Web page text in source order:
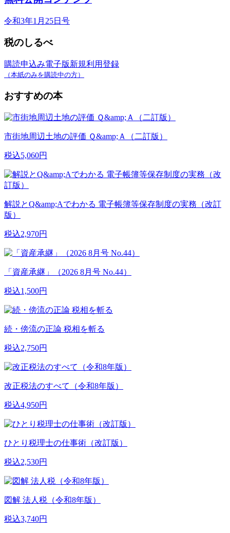
令和3年1月25日号
税のしるべ
購読申込み電子版新規利用登録
（本紙のみを購読中の方）
おすすめの本
市街地周辺土地の評価 Ｑ&amp;Ａ（二訂版）
税込5,060円
解説とQ&amp;Aでわかる 電子帳簿等保存制度の実務（改訂
版）
税込2,970円
「資産承継」（2026 8月号 No.44）
税込1,500円
続・傍流の正論 税相を斬る
税込2,750円
改正税法のすべて（令和8年版）
税込4,950円
ひとり税理士の仕事術（改訂版）
税込2,530円
図解 法人税（令和8年版）
税込3,740円